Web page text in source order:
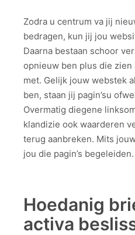
Zodra u centrum va jij
bedragen, kun jij jou
Daarna bestaan schoor
opnieuw ben plus die
met. Gelijk jouw webstek
ben, staan jij pagin’su
Overmatig diegene
klandizie ook waarderen
terug aanbreken. Mits
jou die pagin’s begeleiden.
Hoedanig
activa